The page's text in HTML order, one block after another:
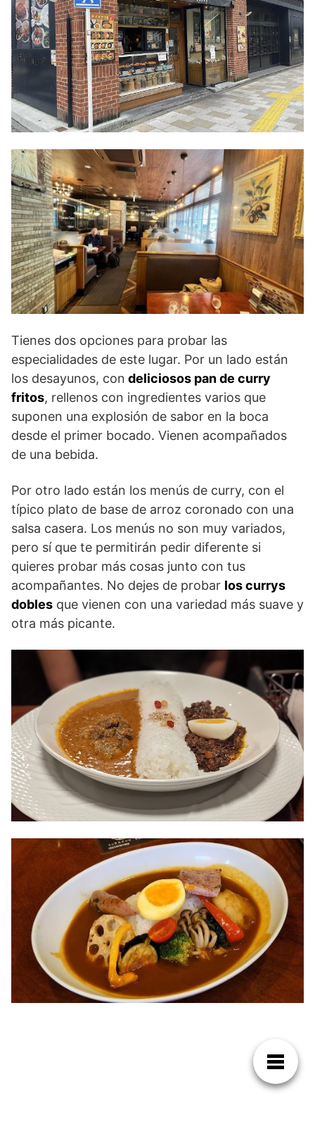
Tienes dos opciones para probar las
especialidades de este lugar. Por un lado están
los desayunos, con deliciosos pan de curry
fritos, rellenos con ingredientes varios que
suponen una explosión de sabor en la boca
desde el primer bocado. Vienen acompañados
de una bebida.
Por otro lado están los menús de curry, con el
típico plato de base de arroz coronado con una
salsa casera. Los menús no son muy variados,
pero sí que te permitirán pedir diferente si
quieres probar más cosas junto con tus
acompañantes. No dejes de probar los currys
dobles que vienen con una variedad más suave y
otra más picante.